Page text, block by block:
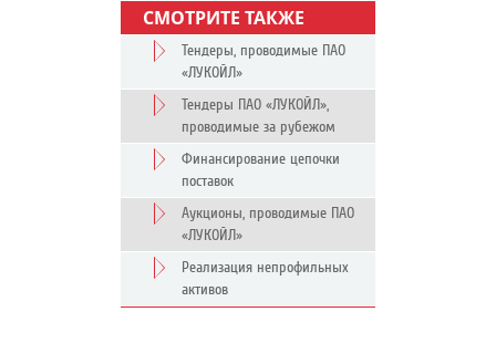
СМОТРИТЕ ТАКЖЕ
Тендеры, проводимые ПАО
«ЛУКОЙЛ»
Тендеры ПАО «ЛУКОЙЛ»,
проводимые за рубежом
Финансирование цепочки
поставок
Аукционы, проводимые ПАО
«ЛУКОЙЛ»
Реализация непрофильных
активов